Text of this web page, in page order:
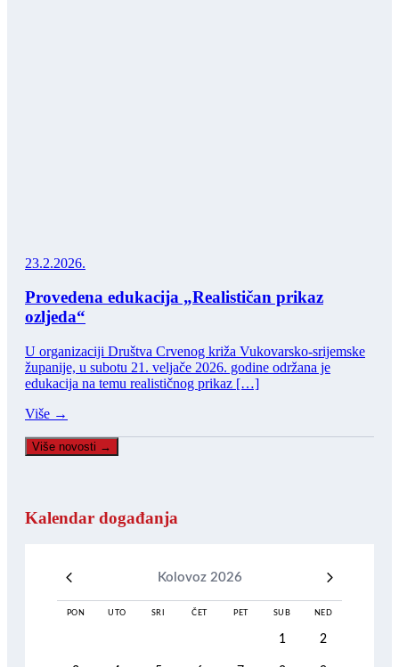
23.2.2026.
Provedena edukacija „Realističan prikaz
ozljeda“
U organizaciji Društva Crvenog križa Vukovarsko-srijemske
županije, u subotu 21. veljače 2026. godine održana je
edukacija na temu realističnog prikaz […]
Više →
Više novosti →
Kalendar događanja
Kolovoz 2026
PON UTO SRI ČET PET SUB NED
1 2